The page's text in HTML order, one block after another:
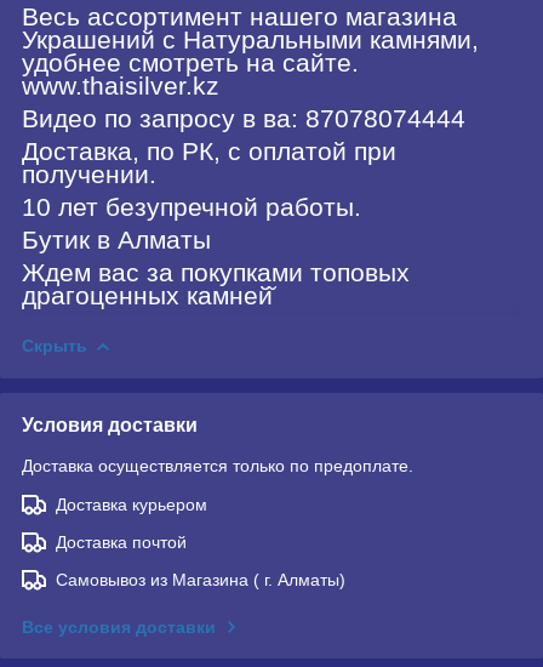
Весь ассортимент нашего магазина
Украшений с Натуральными камнями,
удобнее смотреть на сайте.
www.thaisilver.kz
Видео по запросу в ва: 87078074444
Доставка, по РК, с оплатой при
получении.
10 лет безупречной работы.
Бутик в Алматы
Ждем вас за покупками топовых
драгоценных камней̆
Скрыть
Условия доставки
Доставка осуществляется только по предоплате.
Доставка курьером
Доставка почтой
Самовывоз из Магазина ( г. Алматы)
Все условия доставки